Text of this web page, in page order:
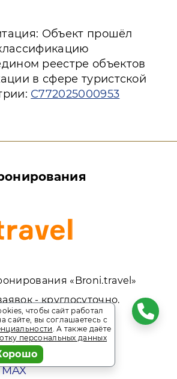
Объект прошёл
реестре объектов
в сфере туристской
С772025000953
«Broni.travel»
- круглосуточно.
23
чтобы сайт работал
сайте, вы соглашаетесь с
. А также даёте
персональных данных